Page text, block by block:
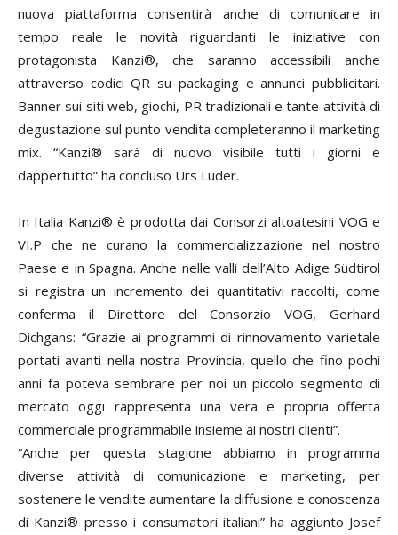
nuova piattaforma consentirà anche di comunicare in
tempo reale le novità riguardanti le iniziative con
protagonista Kanzi®, che saranno accessibili anche
attraverso codici QR su packaging e annunci pubblicitari.
Banner sui siti web, giochi, PR tradizionali e tante attività di
degustazione sul punto vendita completeranno il marketing
mix. “Kanzi® sarà di nuovo visibile tutti i giorni e
dappertutto” ha concluso Urs Luder.
In Italia Kanzi® è prodotta dai Consorzi altoatesini VOG e
VI.P che ne curano la commercializzazione nel nostro
Paese e in Spagna. Anche nelle valli dell’Alto Adige Südtirol
si registra un incremento dei quantitativi raccolti, come
conferma il Direttore del Consorzio VOG, Gerhard
Dichgans: “Grazie ai programmi di rinnovamento varietale
portati avanti nella nostra Provincia, quello che fino pochi
anni fa poteva sembrare per noi un piccolo segmento di
mercato oggi rappresenta una vera e propria offerta
commerciale programmabile insieme ai nostri clienti”.
“Anche per questa stagione abbiamo in programma
diverse attività di comunicazione e marketing, per
sostenere le vendite aumentare la diffusione e conoscenza
di Kanzi® presso i consumatori italiani” ha aggiunto Josef